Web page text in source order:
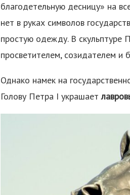
благодетельную десницу» на
нет в руках символов
простую одежду. В скульптуре
просветителем, созидателем и
Однако намек на
Голову Петра I украшает